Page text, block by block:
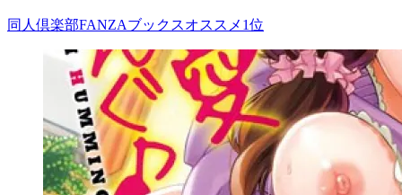
同人倶楽部FANZAブックスオススメ1位